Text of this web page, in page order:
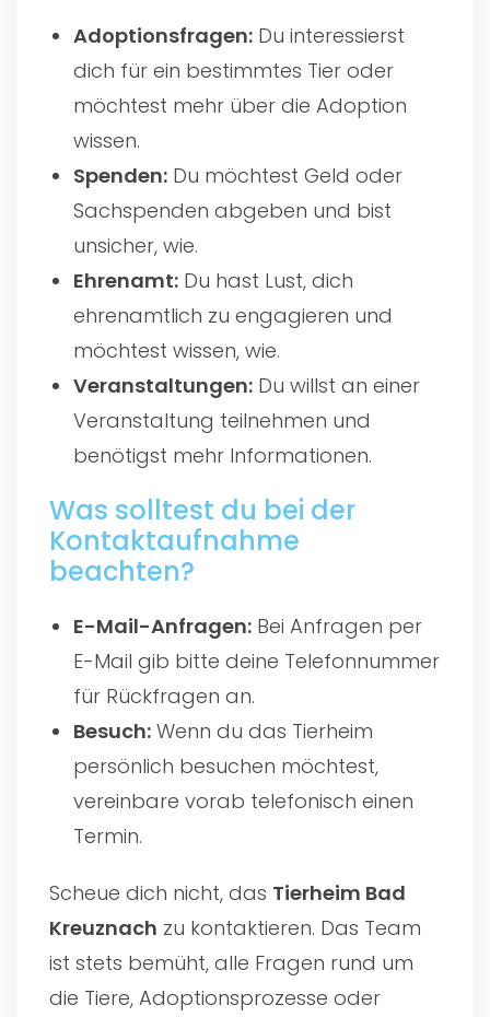
Adoptionsfragen: Du interessierst
dich für ein bestimmtes Tier oder
möchtest mehr über die Adoption
wissen.
Spenden: Du möchtest Geld oder
Sachspenden abgeben und bist
unsicher, wie.
Ehrenamt: Du hast Lust, dich
ehrenamtlich zu engagieren und
möchtest wissen, wie.
Veranstaltungen: Du willst an einer
Veranstaltung teilnehmen und
benötigst mehr Informationen.
Was solltest du bei der
Kontaktaufnahme
beachten?
E-Mail-Anfragen: Bei Anfragen per
E-Mail gib bitte deine Telefonnummer
für Rückfragen an.
Besuch: Wenn du das Tierheim
persönlich besuchen möchtest,
vereinbare vorab telefonisch einen
Termin.
Scheue dich nicht, das Tierheim Bad
Kreuznach zu kontaktieren. Das Team
ist stets bemüht, alle Fragen rund um
die Tiere, Adoptionsprozesse oder